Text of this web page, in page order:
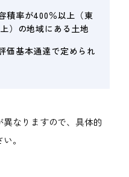
積率が400％以上（東
）の地域にある土地
価基本通達で定められ
なりますので、具体的
。